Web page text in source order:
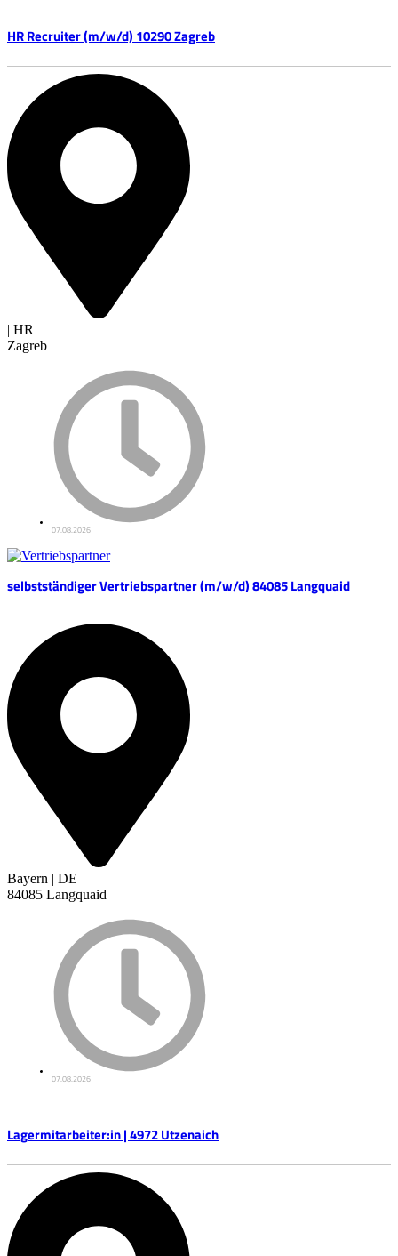
HR Recruiter (m/w/d) 10290 Zagreb
| HR
Zagreb
07.08.2026
selbstständiger Vertriebspartner (m/w/d) 84085 Langquaid
Bayern | DE
84085 Langquaid
07.08.2026
Lagermitarbeiter:in | 4972 Utzenaich